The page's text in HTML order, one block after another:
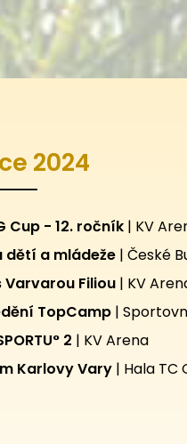
2024
Cup - 12. ročník | KV
dětí a mládeže | České
Varvarou Filiou | KV
TopCamp|
2 | KV Arena
Karlovy Vary | Hala TC